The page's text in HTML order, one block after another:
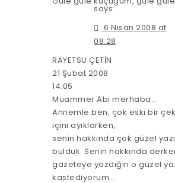
says:
6 Nisan 2008 at
08:28
RAYETSU ÇETİN
21 Şubat 2008
14:05
Muammer Abi merhaba…
Annemle ben, çok eski bir
içini ayıklarken,
senin hakkında çok güzel
bulduk. Senin hakkında
gazeteye yazdığın o güzel
kastediyorum…